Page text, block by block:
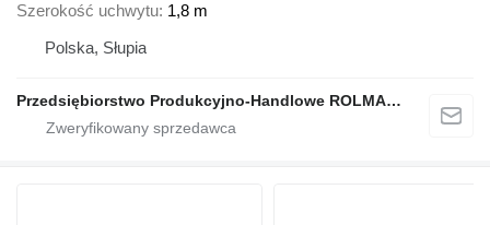
Szerokość uchwytu 1,8 m
Polska, Słupia
Przedsiębiorstwo Produkcyjno-Handlowe ROLMAPOL Marcin Dziekan